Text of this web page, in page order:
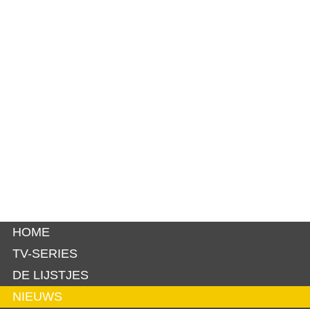
HOME
TV-SERIES
DE LIJSTJES
NIEUWS